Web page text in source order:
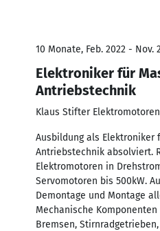
10 Monate, Feb. 2022 - Nov.
Elektroniker für
Antriebstechnik
Klaus Stifter
Ausbildung als Elektroniker
Antriebstechnik absolviert.
Elektromotoren in
Servomotoren bis 500kW.
Demontage und Montage
Mechanische
Bremsen,